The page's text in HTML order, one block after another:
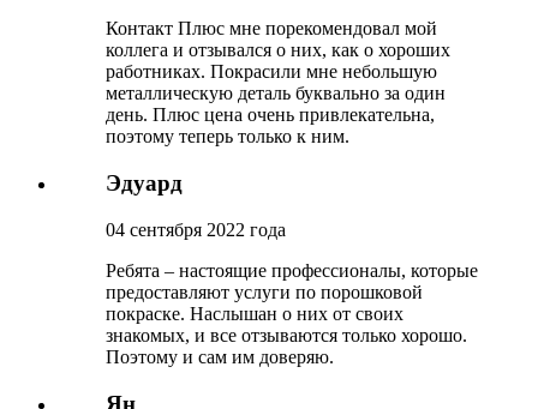
Контакт Плюс мне порекомендовал мой
коллега и отзывался о них, как о хороших
работниках. Покрасили мне небольшую
металлическую деталь буквально за один
день. Плюс цена очень привлекательна,
поэтому теперь только к ним.
Эдуард
04 сентября 2022 года
Ребята – настоящие профессионалы, которые
предоставляют услуги по порошковой
покраске. Наслышан о них от своих
знакомых, и все отзываются только хорошо.
Поэтому и сам им доверяю.
Ян